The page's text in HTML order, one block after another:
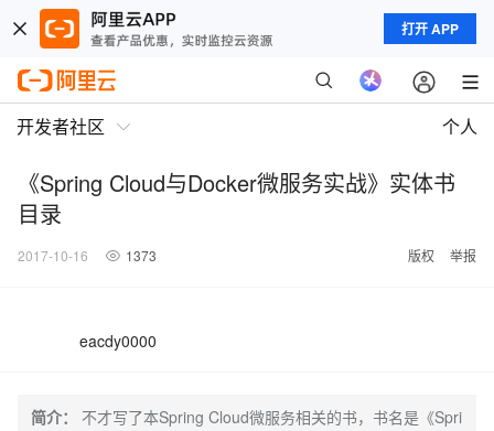
打开 APP
开发者社区 个人
《Spring Cloud与Docker微服务实战》实体书
目录
2017-10-16 1373 版权 举报
eacdy0000
简介：
不才写了本Spring Cloud微服务相关的书，书名是《Spri